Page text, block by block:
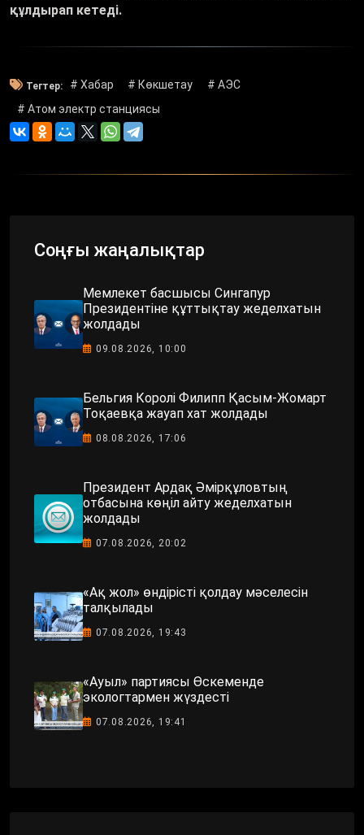
құлдырап кетеді.
Тегтер: # Хабар # Көкшетау
# АЭС
# Атом электр станциясы
Соңғы жаңалықтар
Мемлекет басшысы Сингапур
Президентіне құттықтау жеделхатын
жолдады
09.08.2026, 10:00
Бельгия Королі Филипп Қасым-Жомарт
Тоқаевқа жауап хат жолдады
08.08.2026, 17:06
Президент Ардақ Әмірқұловтың
отбасына көңіл айту жеделхатын
жолдады
07.08.2026, 20:02
«Ақ жол» өндірісті қолдау мәселесін
талқылады
07.08.2026, 19:43
«Ауыл» партиясы Өскеменде
экологтармен жүздесті
07.08.2026, 19:41